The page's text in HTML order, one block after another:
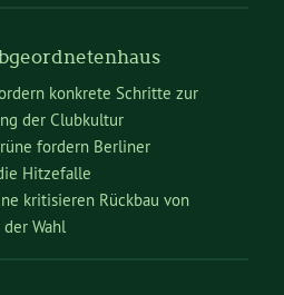
konkrete Schritte zur
der Clubkultur
fordern Berliner
Hitzefalle
kritisieren Rückbau von
Wahl